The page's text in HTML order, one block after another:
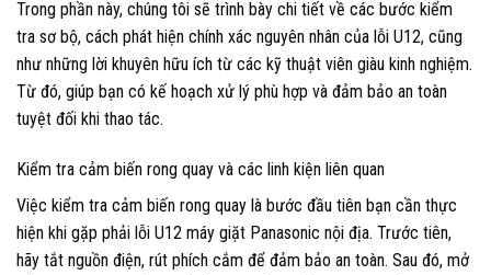
Trong phần này, chúng tôi sẽ trình bày chi tiết về các bước kiểm
tra sơ bộ, cách phát hiện chính xác nguyên nhân của lỗi U12, cũng
như những lời khuyên hữu ích từ các kỹ thuật viên giàu kinh nghiệm.
Từ đó, giúp bạn có kế hoạch xử lý phù hợp và đảm bảo an toàn
tuyệt đối khi thao tác.
Kiểm tra cảm biến rong quay và các linh kiện liên quan
Việc kiểm tra cảm biến rong quay là bước đầu tiên bạn cần thực
hiện khi gặp phải lỗi U12 máy giặt Panasonic nội địa. Trước tiên,
hãy tắt nguồn điện, rút phích cắm để đảm bảo an toàn. Sau đó, mở